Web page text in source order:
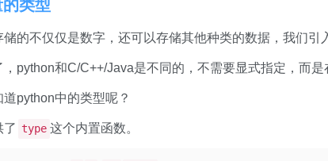
类型
的不仅仅是数字，还可以存储其他种类的数据，我们引
，python和C/C++/Java是不同的，不需要显式指定，而是
python中的类型呢？
了 type 这个内置函数。